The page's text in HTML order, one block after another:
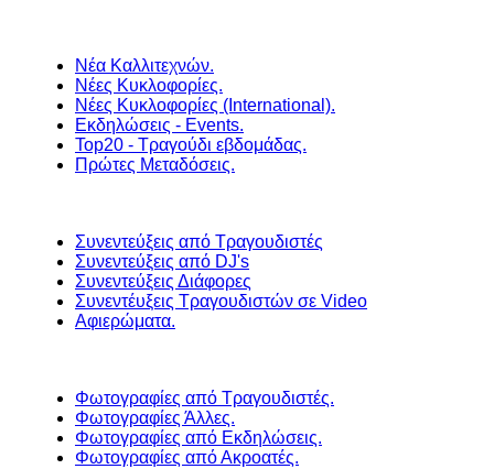
Νέα Καλλιτεχνών.
Νέες Κυκλοφορίες.
Νέες Κυκλοφορίες (International).
Εκδηλώσεις - Events.
Top20 - Τραγούδι εβδομάδας.
Πρώτες Μεταδόσεις.
Συνεντεύξεις από Τραγουδιστές
Συνεντεύξεις από DJ's
Συνεντεύξεις Διάφορες
Συνεντέυξεις Τραγουδιστών σε Video
Αφιερώματα.
Φωτογραφίες από Τραγουδιστές.
Φωτογραφίες Άλλες.
Φωτογραφίες από Εκδηλώσεις.
Φωτογραφίες από Ακροατές.